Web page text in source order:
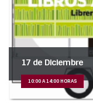
17 de Diciembre
10:00 A 14:00 HORAS